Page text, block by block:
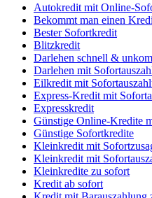
Autokredit mit Online-
Bekommt man einen
Bester Sofortkredit
Blitzkredit
Darlehen schnell &
Darlehen mit
Eilkredit mit
Express-Kredit mit
Expresskredit
Günstige Online-Kredite
Günstige Sofortkredite
Kleinkredit mit
Kleinkredit mit
Kleinkredite zu sofort
Kredit ab sofort